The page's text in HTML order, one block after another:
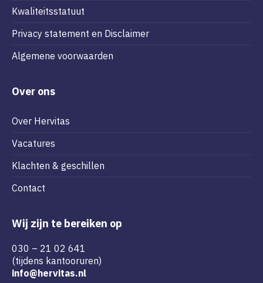
Kwaliteitsstatuut
Privacy statement en Disclaimer
Algemene voorwaarden
Over ons
Over Hervitas
Vacatures
Klachten & geschillen
Contact
Wij zijn te bereiken op
030 – 21 02 641
(tijdens kantooruren)
info@hervitas.nl